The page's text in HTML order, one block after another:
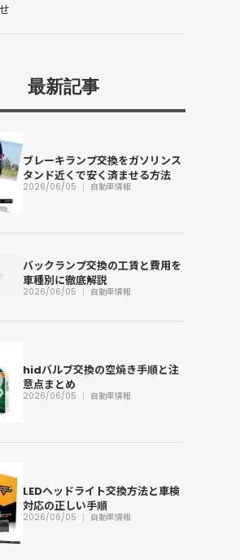
最新記事
ブレーキランプ交換をガソリンス
タンド近くで安く済ませる方法
2026/06/05 自動車情報
バックランプ交換の工賃と費用を
車種別に徹底解説
2026/06/05 自動車情報
hidバルブ交換の空焼き手順と注
意点まとめ
2026/06/05 自動車情報
LEDヘッドライト交換方法と車検
対応の正しい手順
2026/06/05 自動車情報